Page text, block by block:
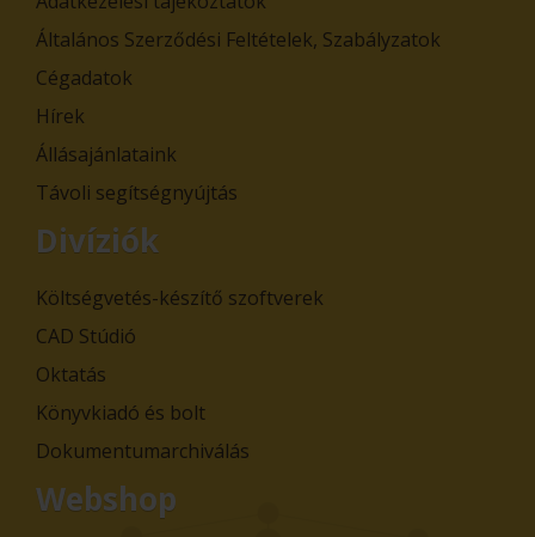
Általános Szerződési Feltételek, Szabályzatok
Cégadatok
Hírek
Állásajánlataink
Távoli segítségnyújtás
Divíziók
Költségvetés-készítő szoftverek
CAD Stúdió
Oktatás
Könyvkiadó és bolt
Dokumentumarchiválás
Webshop